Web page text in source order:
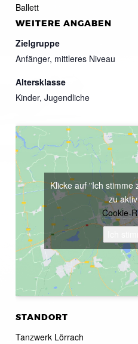
Ballett
WEITERE ANGABEN
Zielgruppe
Anfänger, mittleres Niveau
Altersklasse
Kinder, Jugendliche
STANDORT
Tanzwerk Lörrach
Klicke auf "Ich stimme
zu
Cookie-